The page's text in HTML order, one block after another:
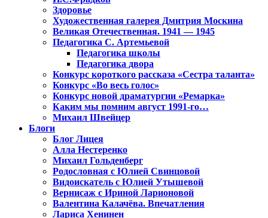
Здоровье
Художественная галерея Дмитрия Москина
Великая Отечественная. 1941 — 1945
Педагогика С. Артемьевой
Педагогика школы
Педагогика двора
Конкурс короткого рассказа «Сестра таланта»
Конкурс «Во весь голос»
Конкурс новой драматургии «Ремарка»
Каким мы помним август 1991-го…
Михаил Швейцер
Блоги
Блог Лицея
Алла Нестеренко
Михаил Гольденберг
Родословная с Юлией Свинцовой
Видоискатель с Юлией Утышевой
Вернисаж с Ириной Ларионовой
Валентина Калачёва. Впечатления
Лариса Хенинен